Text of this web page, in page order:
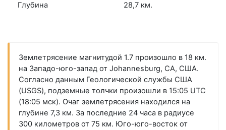
Глубина 28,7 км.
Землетрясение магнитудой 1.7 произошло в 18 км.
на Западо-юго-запад от Johannesburg, CA, США.
Согласно данным Геологической службы США
(USGS), подземные толчки произошли в 15:05 UTC
(18:05 мск). Очаг землетрясения находился на
глубине 7,3 км. За последние 24 часа в радиусе
300 километров от 75 км. Юго-юго-восток от